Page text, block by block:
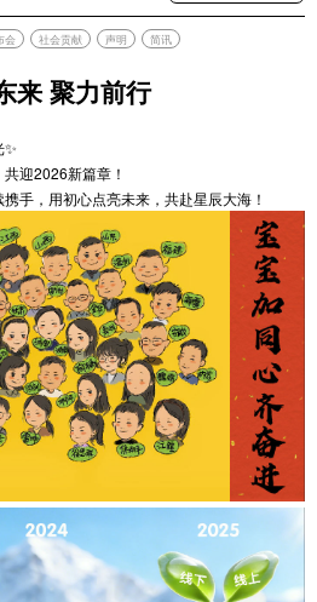
会 社会贡献 声明 简讯
来 聚力前行
迎2026新篇章！
手，用初心点亮未来，共赴星辰大海！